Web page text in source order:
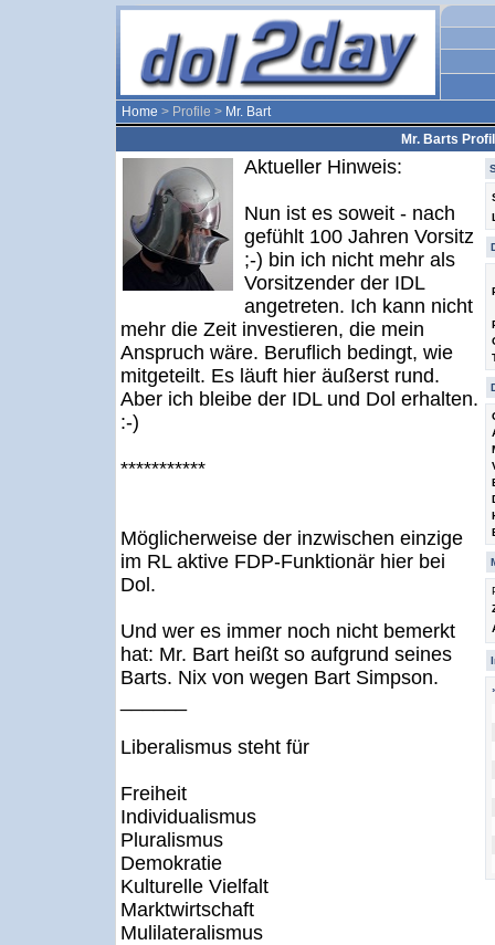
Home > Profile > Mr. Bart
Mr. Barts Profil
Aktueller Hinweis:
Nun ist es soweit - nach
gefühlt 100 Jahren Vorsitz
;-) bin ich nicht mehr als
Vorsitzender der IDL
angetreten. Ich kann nicht
mehr die Zeit investieren, die mein
Anspruch wäre. Beruflich bedingt, wie
mitgeteilt. Es läuft hier äußerst rund.
Aber ich bleibe der IDL und Dol erhalten.
:-)
***********
Möglicherweise der inzwischen einzige
im RL aktive FDP-Funktionär hier bei
Dol.
Und wer es immer noch nicht bemerkt
hat: Mr. Bart heißt so aufgrund seines
Barts. Nix von wegen Bart Simpson.
Liberalismus steht für
Freiheit
Individualismus
Pluralismus
Demokratie
Kulturelle Vielfalt
Marktwirtschaft
Mulilateralismus